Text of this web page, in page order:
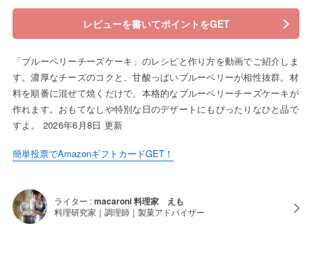
レビューを書いてポイントをGET
「ブルーベリーチーズケーキ」のレシピと作り方を動画でご紹介しま
す。濃厚なチーズのコクと、甘酸っぱいブルーベリーが相性抜群。材
料を順番に混ぜて焼くだけで、本格的なブルーベリーチーズケーキが
作れます。おもてなしや特別な日のデザートにもぴったりなひと品で
すよ。 2026年6月8日 更新
簡単投票でAmazonギフトカードGET！
ライター :macaroni 料理家 えも
料理研究家｜調理師｜製菓アドバイザー